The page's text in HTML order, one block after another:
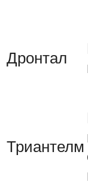
Дронтал
Триантелм